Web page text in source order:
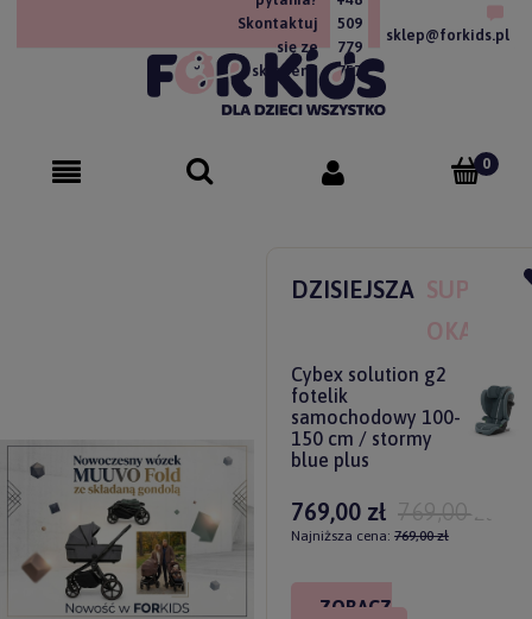
Skontaktuj
się ze
sklepem!
509
779
757
sklep@forkids.pl
DZISIEJSZA SUPER
OKAZJA
Cybex solution g2
fotelik
samochodowy 100-
150 cm / stormy
blue plus
769,00 zł 769,00 zł
Najniższa cena: 769,00 zł
ZOBACZ